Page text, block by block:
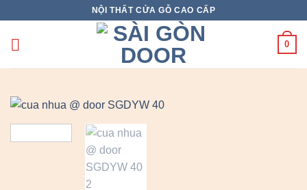
content
NỘI THẤT CỬA GỖ CAO CẤP
0